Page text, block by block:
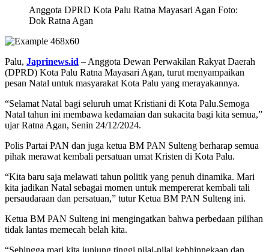
Anggota DPRD Kota Palu Ratna Mayasari Agan Foto:
Dok Ratna Agan
Palu, Japrinews.id – Anggota Dewan Perwakilan Rakyat Daerah
(DPRD) Kota Palu Ratna Mayasari Agan, turut menyampaikan
pesan Natal untuk masyarakat Kota Palu yang merayakannya.
“Selamat Natal bagi seluruh umat Kristiani di Kota Palu.Semoga
Natal tahun ini membawa kedamaian dan sukacita bagi kita semua,”
ujar Ratna Agan, Senin 24/12/2024.
Polis Partai PAN dan juga ketua BM PAN Sulteng berharap semua
pihak merawat kembali persatuan umat Kristen di Kota Palu.
“Kita baru saja melawati tahun politik yang penuh dinamika. Mari
kita jadikan Natal sebagai momen untuk mempererat kembali tali
persaudaraan dan persatuan,” tutur Ketua BM PAN Sulteng ini.
Ketua BM PAN Sulteng ini mengingatkan bahwa perbedaan pilihan
tidak lantas memecah belah kita.